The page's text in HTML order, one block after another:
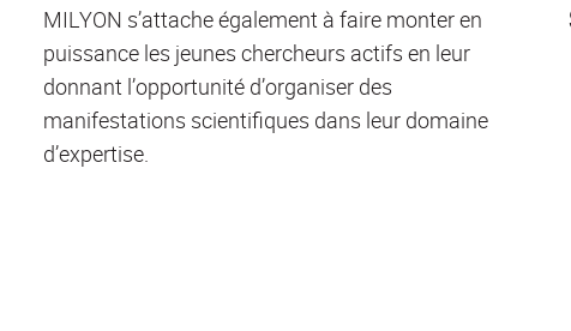
MILYON s’attache également à faire monter en
puissance les jeunes chercheurs actifs en leur
donnant l’opportunité d’organiser des
manifestations scientifiques dans leur domaine
d’expertise.